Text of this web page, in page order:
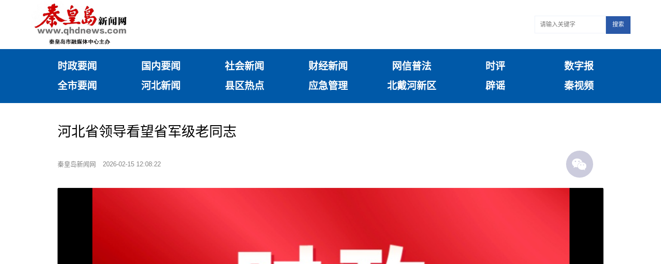
搜索
时政要闻 国内要闻 社会新闻 财经新闻 网信普法 时评
数字报
全市要闻
河北新闻 县区热点 应急管理 北戴河新区 辟谣 秦视频
河北省领导看望省军级老同志
秦皇岛新闻网 2026-02-15 12:08:22